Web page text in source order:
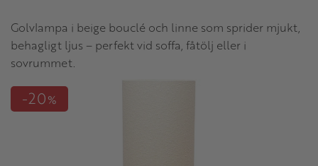
Golvlampa i beige bouclé och linne som sprider mjukt,
behagligt ljus – perfekt vid soffa, fåtölj eller i
sovrummet.
20%